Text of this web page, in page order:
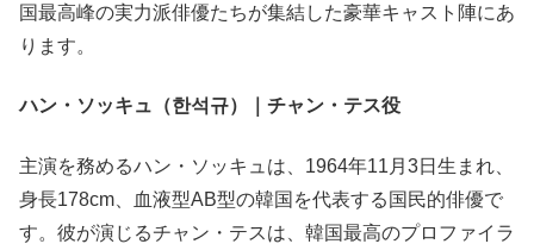
国最高峰の実力派俳優たちが集結した豪華キャスト陣にあ
ります。
ハン・ソッキュ（한석규）｜チャン・テス役
主演を務めるハン・ソッキュは、1964年11月3日生まれ、
身長178cm、血液型AB型の韓国を代表する国民的俳優で
す。彼が演じるチャン・テスは、韓国最高のプロファイラ